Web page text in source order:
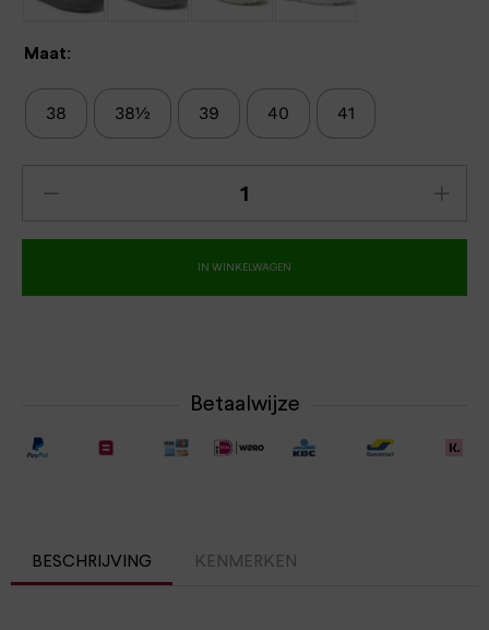
Maat:
38 38½ 39 40 41
IN WINKELWAGEN
Betaalwijze
BESCHRIJVING KENMERKEN